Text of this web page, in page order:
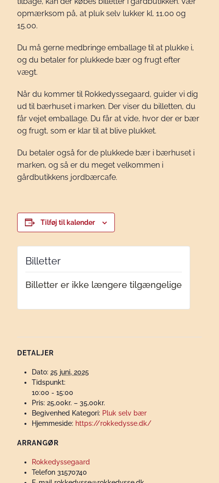
opmærksom på, at pluk selv lukker kl. 11.00 og
15.00.
Du må gerne medbringe emballage til at plukke i,
og du betaler for plukkede bær og frugt efter
vægt.
Når du kommer til Rokkedyssegaard, guider vi dig
ud til bærhuset i marken. Der viser du billetten, du
får vejet emballage. Du får at vide, hvor der er bær
og frugt, som er klar til at blive plukket.
Du betaler også for de plukkede bær i bærhuset i
marken, og så er du meget velkommen i
gårdbutikkens jordbærcafe.
Tilføj til kalender
DETALJER
Dato: 25 juni, 2025
Tidspunkt:
10:00 - 15:00
Pris: 25,00kr. – 35,00kr.
Begivenhed Kategori: Pluk selv bær
Hjemmeside: https://rokkedysse.dk/
ARRANGØR
Rokkedyssegaard
Telefon 31570740
Billetter
Billetter er ikke længere tilgængelige